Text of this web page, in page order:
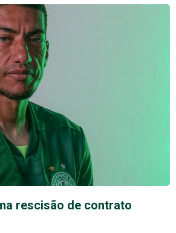
rescisão de contrato